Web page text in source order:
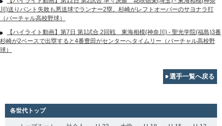
川)送りバント失敗も悪送球でランナー2塁。杉崎がレフトオーバーのサヨナラ打
（バーチャル高校野球）
【ハイライト動画】第7日 第1試合 2回戦 東海相模(神奈川) - 聖光学院(福島)3番
杉崎が2ベースで出塁すると4番豊田がセンターへタイムリー（バーチャル高校野
球）
選手一覧へ戻る
各世代トップ